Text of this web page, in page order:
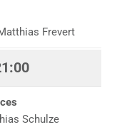
Frevert
Schulze